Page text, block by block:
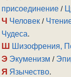
присоединение /
Ч Человек /
Чудеса.
Ш Шизофрения,
Э Экуменизм /
Я Язычество.